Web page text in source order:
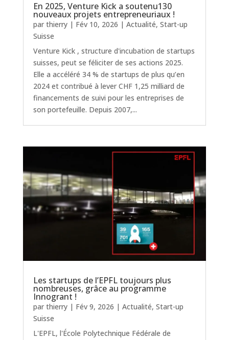
En 2025, Venture Kick a soutenu130
nouveaux projets entrepreneuriaux !
par thierry| Fév 10, 2026 | Actualité, Start-up
Suisse
Venture Kick , structure d'incubation de startups
suisses, peut se féliciter de ses actions 2025.
Elle a accéléré 34 % de startups de plus qu’en
2024 et contribué à lever CHF 1,25 milliard de
financements de suivi pour les entreprises de
son portefeuille. Depuis 2007,...
Les startups de l’EPFL toujours plus
nombreuses, grâce au programme
Innogrant !
par thierry| Fév 9, 2026 | Actualité, Start-up
Suisse
L'EPFL, l'École Polytechnique Fédérale de